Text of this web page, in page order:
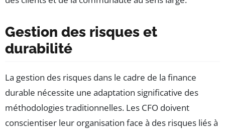
Gestion des risques et
durabilité
La gestion des risques dans le cadre de la finance
durable nécessite une adaptation significative des
méthodologies traditionnelles. Les CFO doivent
conscientiser leur organisation face à des risques liés à